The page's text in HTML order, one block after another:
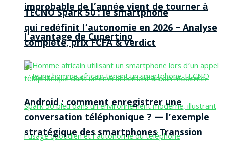
improbable de l’année vient de tourner à
l’avantage de Cupertino
TECNO Spark 50 : le smartphone
qui redéfinit l’autonomie en 2026 – Analyse
complète, prix FCFA & verdict
Android : comment enregistrer une
conversation téléphonique ? — l’exemple
stratégique des smartphones Transsion